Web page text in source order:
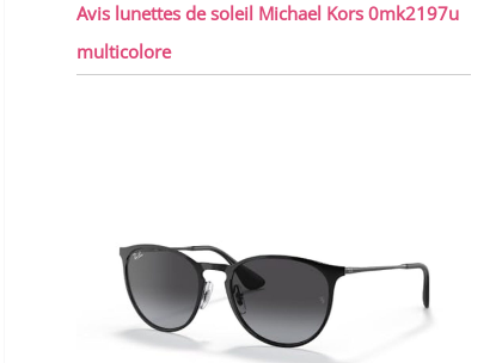
Avis lunettes de soleil Michael Kors 0mk2197u
multicolore